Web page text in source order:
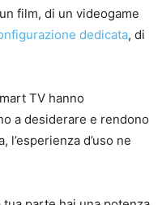
film, di un videogame
dedicata, di
TV hanno
a desiderare e rendono
d’uso ne